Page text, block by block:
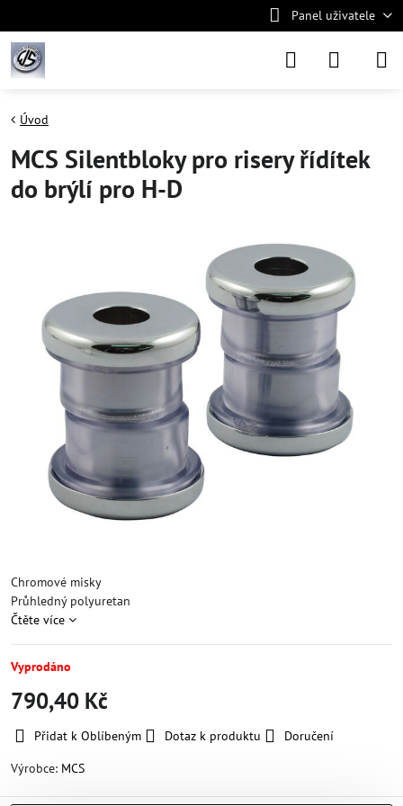
Panel uživatele
Úvod
MCS Silentbloky pro risery řídítek
do brýlí pro H-D
Chromové misky
Průhledný polyuretan
Čtěte více
Vyprodáno
790,40 Kč
Přidat k Oblíbeným Dotaz k produktu
Doručení
Výrobce: MCS